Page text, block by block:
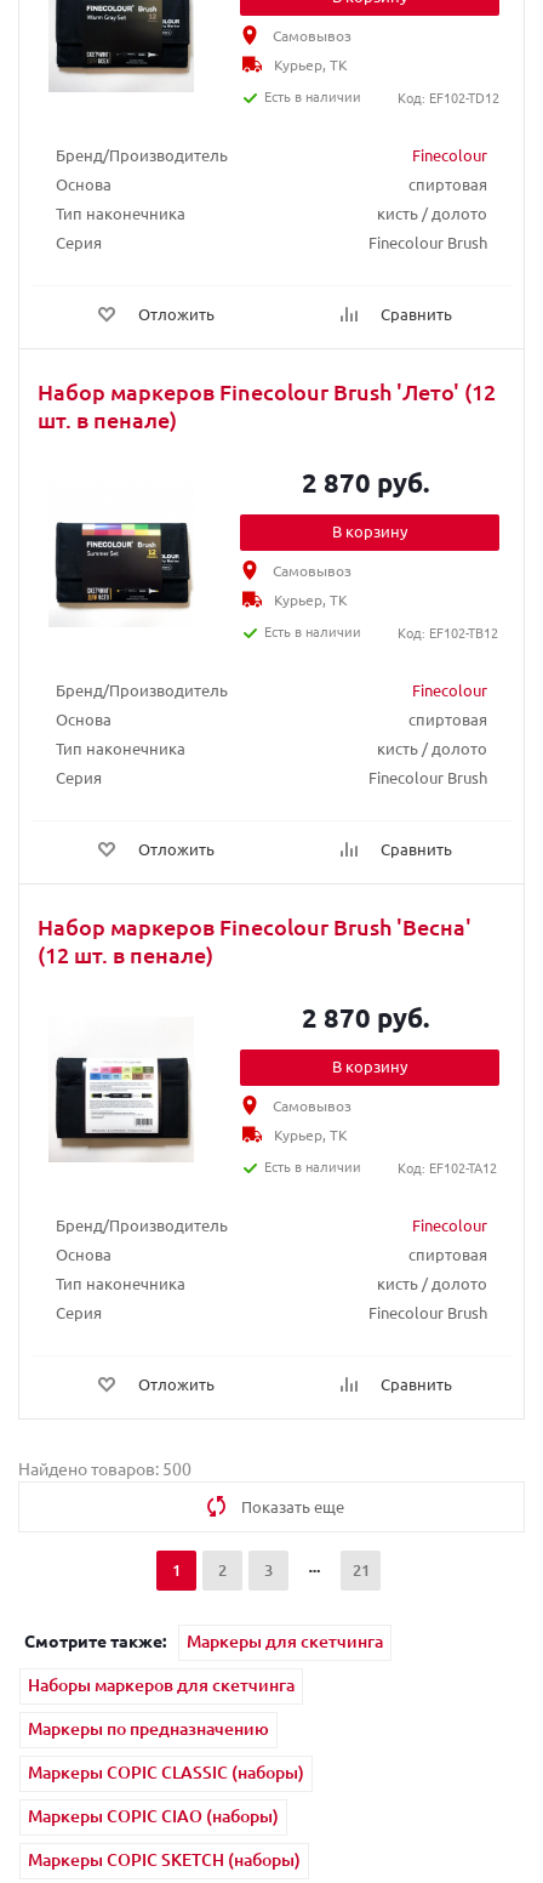
Бренд/Производитель
Finecolour
Основа
спиртовая
Тип наконечника
кисть / долото
Серия
Finecolour Brush
Отложить Сравнить
Самовывоз
Курьер, ТК
Есть в наличии
Код: EF102-TD12
Набор маркеров Finecolour Brush 'Лето' (12
шт. в пенале)
Бренд/Производитель
Finecolour
Основа
спиртовая
Тип наконечника
кисть / долото
Серия
Finecolour Brush
Отложить Сравнить
2 870 руб.
В корзину
Самовывоз
Курьер, ТК
Есть в наличии
Код: EF102-TB12
Набор маркеров Finecolour Brush 'Весна'
(12 шт. в пенале)
Бренд/Производитель
Finecolour
Основа
спиртовая
Тип наконечника
кисть / долото
Серия
Finecolour Brush
Отложить Сравнить
2 870 руб.
В корзину
Самовывоз
Курьер, ТК
Есть в наличии
Код: EF102-TA12
Найдено товаров: 500
Показать еще
1 2 3 21
Смотрите также:
Маркеры для скетчинга
Наборы маркеров для скетчинга
Маркеры по предназначению
Маркеры COPIC CLASSIC (наборы)
Маркеры COPIC CIAO (наборы)
Маркеры COPIC SKETCH (наборы)